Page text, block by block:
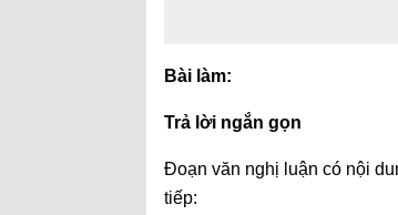
Bài làm:
Trả lời ngắn gọn
Đoạn văn nghị luận có nội
tiếp: